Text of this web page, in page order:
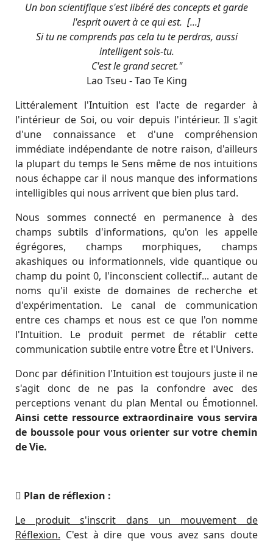
Un bon scientifique s'est libéré des concepts et garde
l'esprit ouvert à ce qui est. [...]
Si tu ne comprends pas cela tu te perdras, aussi
intelligent sois-tu.
C'est le grand secret."
Lao Tseu - Tao Te King
Littéralement l'Intuition est l'acte de regarder à
l'intérieur de Soi, ou voir depuis l'intérieur. Il s'agit
d'une connaissance et d'une compréhension
immédiate indépendante de notre raison, d'ailleurs
la plupart du temps le Sens même de nos intuitions
nous échappe car il nous manque des informations
intelligibles qui nous arrivent que bien plus tard.
Nous sommes connecté en permanence à des
champs subtils d'informations, qu'on les appelle
égrégores, champs morphiques, champs
akashiques ou informationnels, vide quantique ou
champ du point 0, l'inconscient collectif... autant de
noms qu'il existe de domaines de recherche et
d'expérimentation. Le canal de communication
entre ces champs et nous est ce que l'on nomme
l'Intuition. Le produit permet de rétablir cette
communication subtile entre votre Être et l'Univers.
Donc par définition l'Intuition est toujours juste il ne
s'agit donc de ne pas la confondre avec des
perceptions venant du plan Mental ou Émotionnel.
Ainsi cette ressource extraordinaire vous servira
de boussole pour vous orienter sur votre chemin
de Vie.
Plan de réflexion :
Le produit s'inscrit dans un mouvement de
Réflexion. C'est à dire que vous avez sans doute